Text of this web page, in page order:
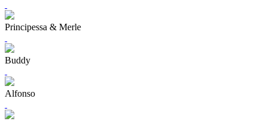
Principessa & Merle
Buddy
Alfonso